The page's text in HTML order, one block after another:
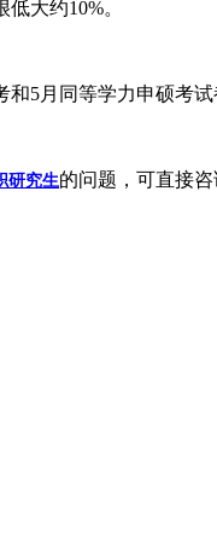
大约10%。
5月同等学力申硕考
研究生的问题，可直接咨